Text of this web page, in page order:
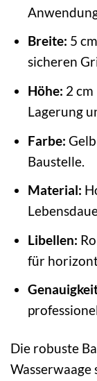
Breite: 5
sicheren
Höhe: 2
Lagerung
Farbe:
Baustelle.
Material:
Libellen:
für
Die robuste
Wasserwaage